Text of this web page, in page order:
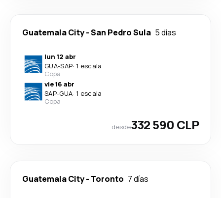
Guatemala City-San Pedro Sula 5 días
lun 12 abr
GUA-SAP· 1 escala
Copa
vie 16 abr
SAP-GUA· 1 escala
Copa
desde332 590 CLP
Guatemala City- Toronto 7 días